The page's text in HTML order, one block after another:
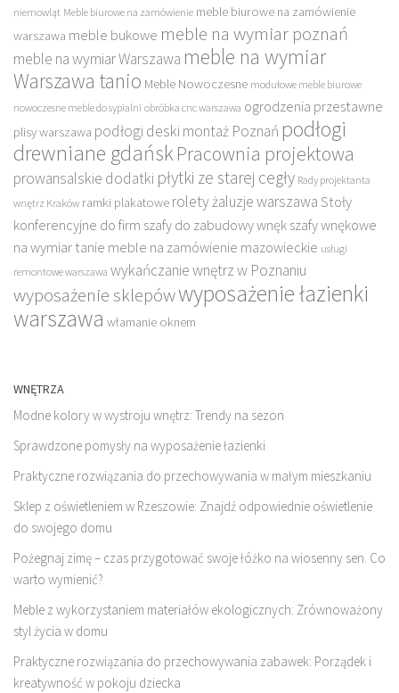
niemowląt Meble biurowe na zamówienie meble biurowe na zamówienie
warszawa meble bukowe meble na wymiar poznań
meble na wymiar Warszawa meble na wymiar
Warszawa tanio Meble Nowoczesne modułowe meble biurowe
nowoczesne meble do sypialni obróbka cnc warszawa ogrodzenia przestawne
plisy warszawa podłogi deski montaż Poznań podłogi
drewniane gdańskPracownia projektowa
prowansalskie dodatki płytki ze starej cegły Rady projektanta
wnętrz Kraków ramki plakatowe rolety żaluzje warszawa Stoły
konferencyjne do firm szafy do zabudowy wnęk szafy wnękowe
na wymiar tanie meble na zamówienie mazowieckie usługi
remontowe warszawa wykańczanie wnętrz w Poznaniu
wyposażenie sklepówwyposażenie łazienki
warszawa włamanie oknem
WNĘTRZA
Modne kolory w wystroju wnętrz: Trendy na sezon
Sprawdzone pomysły na wyposażenie łazienki
Praktyczne rozwiązania do przechowywania w małym mieszkaniu
Sklep z oświetleniem w Rzeszowie: Znajdź odpowiednie oświetlenie
do swojego domu
Pożegnaj zimę – czas przygotować swoje łóżko na wiosenny sen. Co
warto wymienić?
Meble z wykorzystaniem materiałów ekologicznych: Zrównoważony
styl życia w domu
Praktyczne rozwiązania do przechowywania zabawek: Porządek i
kreatywność w pokoju dziecka